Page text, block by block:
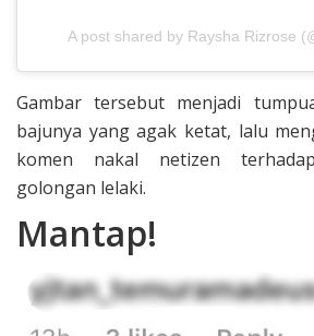
A post shared by Raysha Rizrose
Gambar tersebut menjadi
bajunya yang agak ketat, lalu
komen nakal netizen
golongan lelaki.
Mantap!